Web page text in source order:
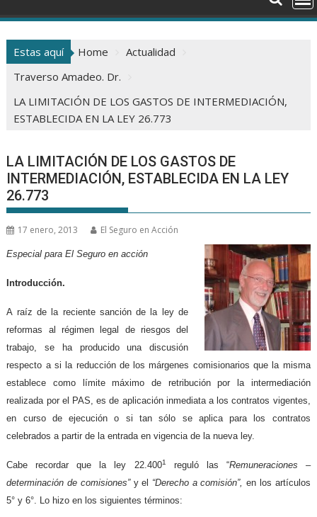
Estas aquí Home
Actualidad
Traverso Amadeo. Dr.
LA LIMITACIÓN DE LOS GASTOS DE INTERMEDIACIÓN,
ESTABLECIDA EN LA LEY 26.773
LA LIMITACIÓN DE LOS GASTOS DE
INTERMEDIACIÓN, ESTABLECIDA EN LA LEY
26.773
17 enero, 2013 El Seguro en Acción
Especial para El Seguro en acción
Introducción.
A raíz de la reciente sanción de la ley de
reformas al régimen legal de riesgos del
trabajo, se ha producido una discusión
respecto a si la reducción de los márgenes comisionarios que la misma
establece como límite máximo de retribución por la intermediación
realizada por el PAS, es de aplicación inmediata a los contratos vigentes,
en curso de ejecución o si tan sólo se aplica para los contratos
celebrados a partir de la entrada en vigencia de la nueva ley.
Cabe recordar que la ley 22.4001 reguló las “Remuneraciones –
determinación de comisiones”y el “Derecho a comisión”,en los artículos
5° y 6°. Lo hizo en los siguientes términos: